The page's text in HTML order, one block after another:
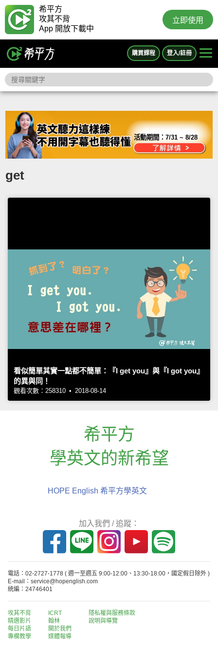
希平方
攻其不背
App 開放下載中
立即使用
購買課程 登入/註冊
活動期間：7/31 ~ 8/28
get
看似簡單其實一點都不簡單：『I get you』與『I got you』
的異與同！
觀看次數：258310 • 2018-08-14
希平方
學英文的新希望
HOPE English 希平方學英文
加入我們 / 追蹤：
電話：02-2727-1778 ( 週一至週五 9:00-12:00、13:30-18:00，國定假日除外 )
E-mail：service@hopenglish.com
統編：24746401
攻其不背
精選影片
每日片語
專欄教學
ICRT
翰林
關於我們
媒體報導
隱私權與服務條款
說明與導覽